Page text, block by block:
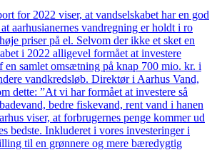
for 2022 viser, at vandselskabet har en god
aarhusianernes vandregning er holdt i ro
priser på el. Selvom der ikke et sket en
i 2022 alligevel formået at investere
en samlet omsætning på knap 700 mio. kr. i
vandkredsløb. Direktør i Aarhus Vand,
dette: ”At vi har formået at investere så
bedre fiskevand, rent vand i hanen
viser, at forbrugernes penge kommer ud
bedste. Inkluderet i vores investeringer i
til en grønnere og mere bæredygtig